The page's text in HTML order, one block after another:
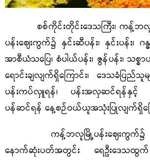
စစ်ကိုင်းတိုင်းဒေသကြီး၊ ကန့်ဘလူ
ပန်းဈေးကွက်၌ နှင်းဆီပန်း၊ နှင်းပန်း၊ ဂန္ဓ
အာစီယံသပြေ၊ စံပါယ်ပန်း၊ ဇွန်ပန်း၊ သစ္စ
ရောင်းချလျက်ရှိကြောင်း၊ ဒေသခံပြည်
ပန်းကပ်လှူရန်၊ ပန်းအလှဆင်ရန်နှင့် အ
ပန်ဆင်ရန် နေ့စဉ်ဝယ်ယူအသုံးပြုလျက်ရှိက
ကန့်ဘလူမြို့ပန်းဈေးကွက်၌ ၂၀
နောက်ဆုံးပတ်အတွင်း ရေဦးဒေသထွက်